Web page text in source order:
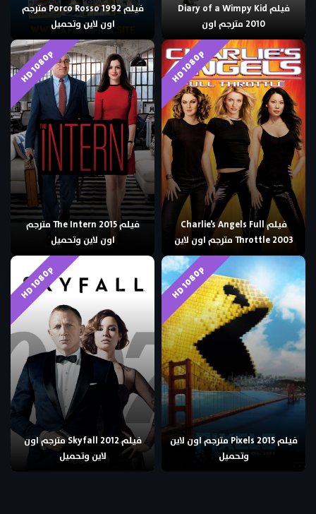
فيلم Diary of a Wimpy Kid
2010 مترجم اون
فيلم Porco Rosso 1992 مترجم
اون لاين وتحميل
HD 1080p
فيلم Charlie’s Angels Full
Throttle 2003 مترجم اون لاين
HD 1080p
فيلم The Intern 2015 مترجم
اون لاين وتحميل
HD 1080p
فيلم Pixels 2015 مترجم اون لاين
وتحميل
HD 1080p
فيلم Skyfall 2012 مترجم اون
لاين وتحميل